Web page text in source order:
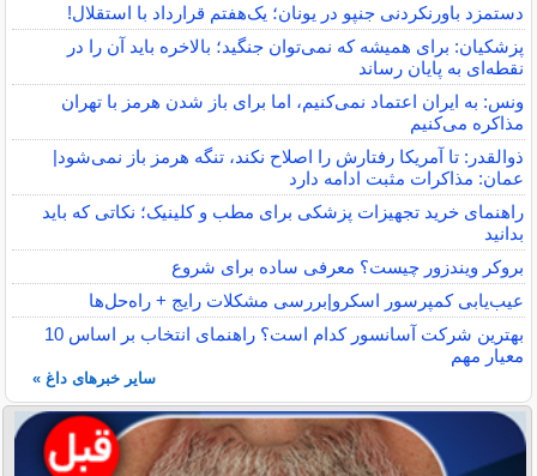
دستمزد باورنکردنی جنپو در یونان؛ یک‌هفتم قرارداد با استقلال!
پزشکیان: برای همیشه که نمی‌توان جنگید؛ بالاخره باید آن را در
نقطه‌ای به پایان رساند
ونس: به ایران اعتماد نمی‌کنیم، اما برای باز شدن هرمز با تهران
مذاکره می‌کنیم
ذوالقدر: تا آمریکا رفتارش را اصلاح نکند، تنگه هرمز باز نمی‌شود|
عمان: مذاکرات مثبت ادامه دارد
راهنمای خرید تجهیزات پزشکی برای مطب و کلینیک؛ نکاتی که باید
بدانید
بروکر ویندزور چیست؟ معرفی ساده برای شروع
عیب‌یابی کمپرسور اسکرو|بررسی مشکلات رایج + راه‌حل‌ها
بهترین شرکت آسانسور کدام است؟ راهنمای انتخاب بر اساس 10
معیار مهم
سایر خبرهای داغ »